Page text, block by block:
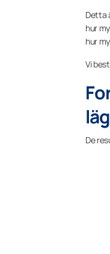
Detta
hur
hur
Vi
De